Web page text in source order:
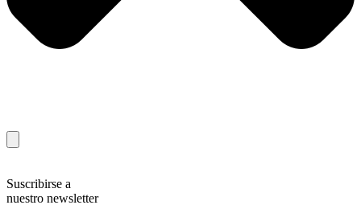
Suscribirse a
nuestro newsletter